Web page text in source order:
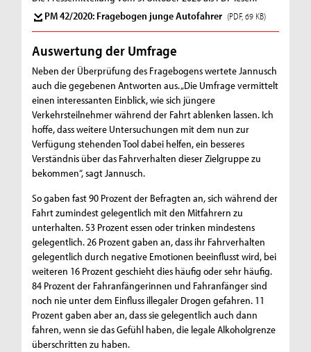
PM 42/2020: Fragebogen junge Autofahrer (PDF, 69 KB)
Auswertung der Umfrage
Neben der Überprüfung des Fragebogens wertete Jannusch
auch die gegebenen Antworten aus. „Die Umfrage vermittelt
einen interessanten Einblick, wie sich jüngere
Verkehrsteilnehmer während der Fahrt ablenken lassen. Ich
hoffe, dass weitere Untersuchungen mit dem nun zur
Verfügung stehenden Tool dabei helfen, ein besseres
Verständnis über das Fahrverhalten dieser Zielgruppe zu
bekommen“, sagt Jannusch.
So gaben fast 90 Prozent der Befragten an, sich während der
Fahrt zumindest gelegentlich mit den Mitfahrern zu
unterhalten. 53 Prozent essen oder trinken mindestens
gelegentlich. 26 Prozent gaben an, dass ihr Fahrverhalten
gelegentlich durch negative Emotionen beeinflusst wird, bei
weiteren 16 Prozent geschieht dies häufig oder sehr häufig.
84 Prozent der Fahranfängerinnen und Fahranfänger sind
noch nie unter dem Einfluss illegaler Drogen gefahren. 11
Prozent gaben aber an, dass sie gelegentlich auch dann
fahren, wenn sie das Gefühl haben, die legale Alkoholgrenze
überschritten zu haben.